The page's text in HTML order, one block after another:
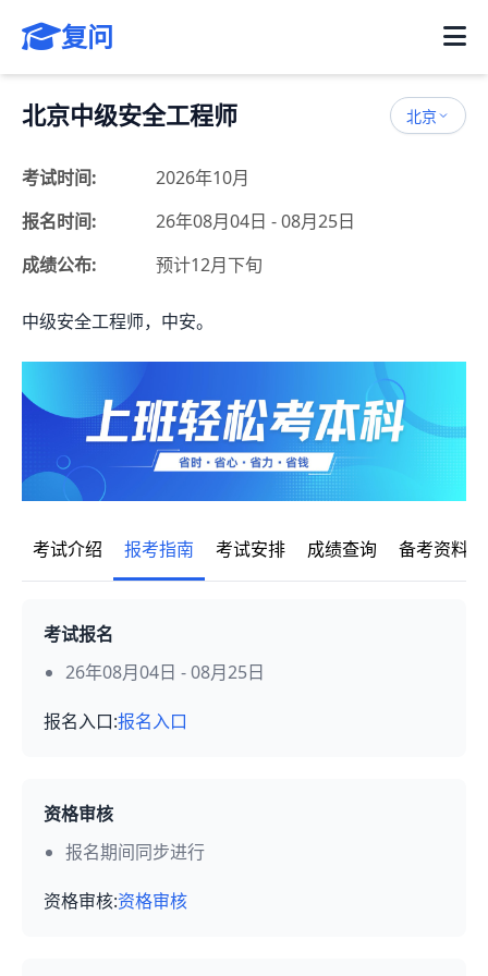
复问
北京中级安全工程师 北京
考试时间:
2026年10月
报名时间:
26年08月04日 - 08月25日
成绩公布:
预计12月下旬
中级安全工程师，中安。
考试介绍 报考指南 考试安排 成绩查询 备考资料
考试报名
26年08月04日 - 08月25日
报名入口:报名入口
资格审核
报名期间同步进行
资格审核:资格审核